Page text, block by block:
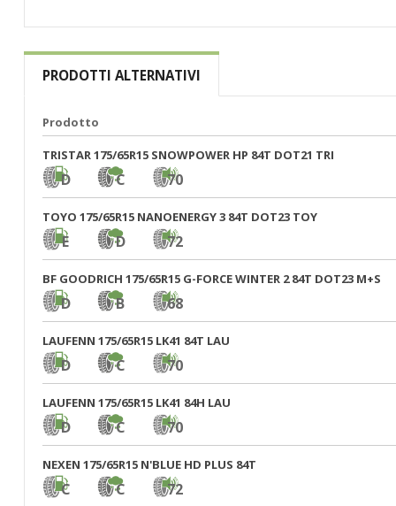
PRODOTTI ALTERNATIVI
Prodotto
TRISTAR 175/65R15 SNOWPOWER HP 84T DOT21 TRI
D C 70
TOYO 175/65R15 NANOENERGY 3 84T DOT23 TOY
E D 72
BF GOODRICH 175/65R15 G-FORCE WINTER 2 84T DOT23 M+S
D B 68
LAUFENN 175/65R15 LK41 84T LAU
D C 70
LAUFENN 175/65R15 LK41 84H LAU
D C 70
NEXEN 175/65R15 N'BLUE HD PLUS 84T
C C 72